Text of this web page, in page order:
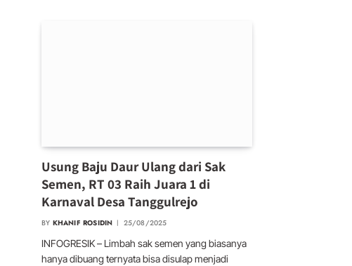
Usung Baju Daur Ulang dari Sak
Semen, RT 03 Raih Juara 1 di
Karnaval Desa Tanggulrejo
BY KHANIF ROSIDIN 25/08/2025
INFOGRESIK – Limbah sak semen yang biasanya
hanya dibuang ternyata bisa disulap menjadi